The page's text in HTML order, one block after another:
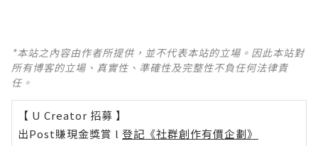
*本站之內容由作者所提供，並不代表本站的立場。因此本站對
所有博客的立場、真實性、準確性及完整性不負任何法律責
任。
【 U Creator 招募 】
出Post賺現金獎賞 l 登記《社群創作有價企劃》